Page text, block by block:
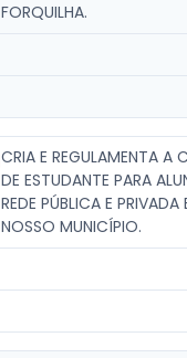
FORQUILHA.
CRIA E REGULAMENTA A
DE ESTUDANTE PARA
REDE PÚBLICA E PRIVADA
NOSSO MUNICÍPIO.